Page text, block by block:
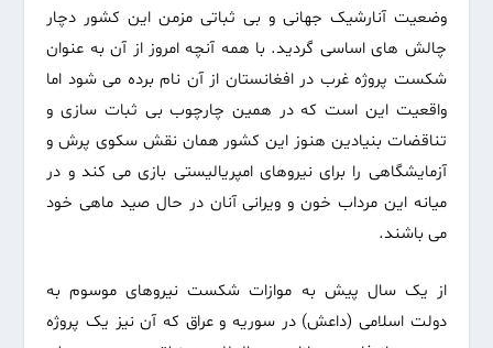
وضعیت آنارشیک جهانی و بی ثباتی مزمن این کشور دچار
چالش های اساسی گردید. با همه آنچه امروز از آن به عنوان
شکست پروژه غرب در افغانستان از آن نام برده می شود اما
واقعیت این است که در همین چارچوب بی ثبات سازی و
تناقضات بنیادین هنوز این کشور همان نقش سکوی پرش و
آزمایشگاهی را برای نیروهای امپریالیستی بازی می کند و در
میانه این مرداب خون و ویرانی آنان در حال صید ماهی خود
می باشند.
از یک سال پیش به موازات شکست نیروهای موسوم به
دولت اسلامی (داعش) در سوریه و عراق که آن نیز یک پروژه